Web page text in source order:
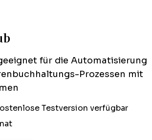
für die Automatisierung
Prozessen mit
Testversion verfügbar